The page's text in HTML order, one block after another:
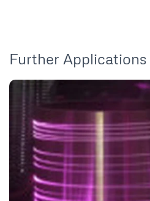
Further Applications